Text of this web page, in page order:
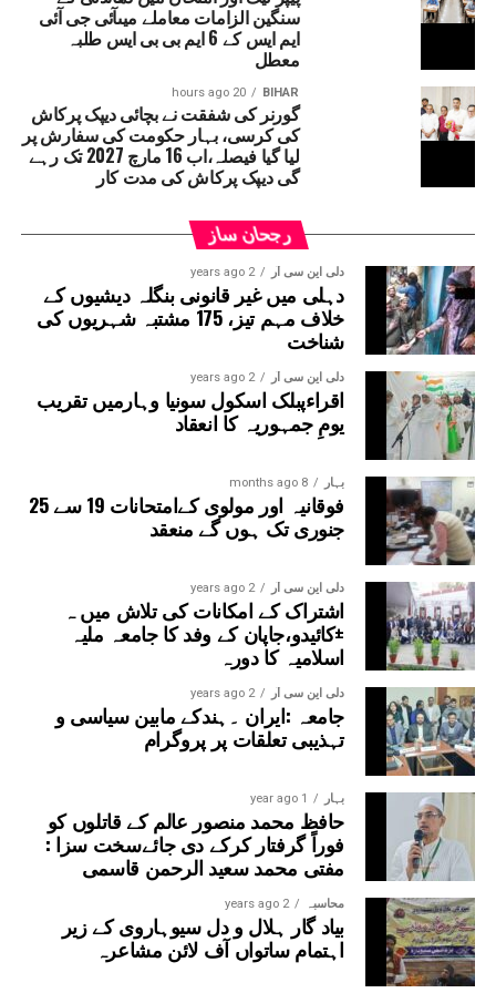
شہریوں سے بھی اپیل کی گئی ہے کہ وہ صرف ضروری
کاموں کے لیے گھروں سے نکلیں۔گروگرام کی
میونسپل کارپوریشن اور گروگرام میٹروپولیٹن
ڈیولپمنٹ اتھارٹی (جی ایم ڈی اے) کی ٹیموں کو
صورتحال پر قابو پانے کے لیے الرٹ پر رکھا گیا
ہے۔ متاثرہ علاقوں اور انڈر پاسز سے پانی نکالنے
کے لیے ہیوی ڈیوٹی پمپ استعمال کیے جا رہے ہیں۔
تمام نکاسی آب کے مقامات پر اہلکار تعینات کیے
سنگین الزامات معاملے میںآئی جی آئی
ایم ایس کے 6 ایم بی بی ایس طلبہ
معطل
BIHAR
20 hours ago
گورنر کی شفقت نے بچائی دیپک پرکاش
کی کرسی، بہار حکومت کی سفارش پر
لیا گیا فیصلہ،اب 16 مارچ 2027 تک رہے
گی دیپک پرکاش کی مدت کار
رجحان ساز
دلی این سی آر 2 years ago
دہلی میں غیر قانونی بنگلہ دیشیوں کے
خلاف مہم تیز، 175 مشتبہ شہریوں کی
شناخت
دلی این سی آر 2 years ago
اقراءپبلک اسکول سونیا وہارمیں تقریب
یومِ جمہوریہ کا انعقاد
بہار 8 months ago
فوقانیہ اور مولوی کےامتحانات 19 سے 25
جنوری تک ہوں گے منعقد
دلی این سی آر 2 years ago
اشتراک کے امکانات کی تلاش میں ہ
±کائیدو،جاپان کے وفد کا جامعہ ملیہ
اسلامیہ کا دورہ
دلی این سی آر 2 years ago
جامعہ :ایران ۔ہندکے مابین سیاسی و
تہذیبی تعلقات پر پروگرام
بہار 1 year ago
حافظ محمد منصور عالم کے قاتلوں کو
فوراً گرفتار کرکے دی جائےسخت سزا :
مفتی محمد سعید الرحمن قاسمی
محاسبہ 2 years ago
بیاد گار ہلال و دل سیوہاروی کے زیر
اہتمام ساتواں آف لائن مشاعرہ